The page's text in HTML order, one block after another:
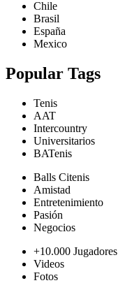
Chile
Brasil
España
Mexico
Popular Tags
Tenis
AAT
Intercountry
Universitarios
BATenis
Balls Citenis
Amistad
Entretenimiento
Pasión
Negocios
+10.000 Jugadores
Videos
Fotos